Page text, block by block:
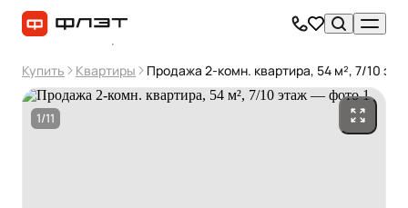
Купить Квартиры Продажа 2-комн. квартира, 54 м², 7/10
1/11